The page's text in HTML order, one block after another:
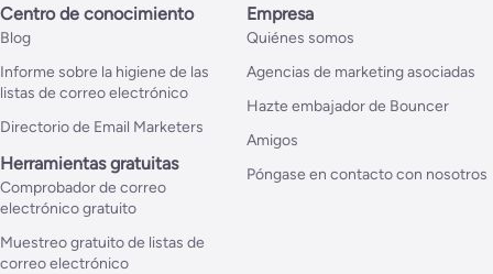
Centro de conocimiento
Blog
Informe sobre la higiene de las
listas de correo electrónico
Directorio de Email Marketers
Herramientas gratuitas
Comprobador de correo
electrónico gratuito
Muestreo gratuito de listas de
correo electrónico
Empresa
Quiénes somos
Agencias de marketing asociadas
Hazte embajador de Bouncer
Amigos
Póngase en contacto con nosotros